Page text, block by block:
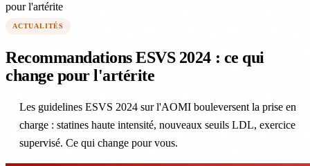
pour l'artérite
ACTUALITÉS
Recommandations ESVS 2024 : ce qui
change pour l'artérite
Les guidelines ESVS 2024 sur l'AOMI bouleversent la prise en
charge : statines haute intensité, nouveaux seuils LDL, exercice
supervisé. Ce qui change pour vous.